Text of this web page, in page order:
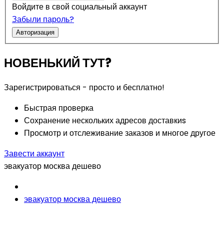
Войдите в свой социальный аккаунт
Забыли пароль?
Авторизация
НОВЕНЬКИЙ ТУТ?
Зарегистрироваться - просто и бесплатно!
Быстрая проверка
Сохранение нескольких адресов доставкиs
Просмотр и отслеживание заказов и многое другое
Завести аккаунт
эвакуатор москва дешево
эвакуатор москва дешево